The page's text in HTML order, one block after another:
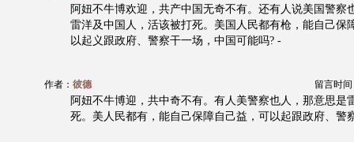
阿妞不牛博欢迎，共产中国无奇不有。还有人说美国警察
雷洋及中国人，活该被打死。美国人民都有枪，能自己保
以起义跟政府、警察干一场，中国可能吗? -
作者： 彼德 留言时间
阿妞不牛博迎，共中奇不有。有人美警察也人，那意思是
死。美人民都有，能自己保障自己益，可以起跟政府、警